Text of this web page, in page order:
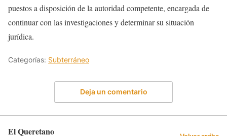
puestos a disposición de la autoridad competente, encargada de
continuar con las investigaciones y determinar su situación
jurídica.
Categorías: Subterráneo
Deja un comentario
El Queretano